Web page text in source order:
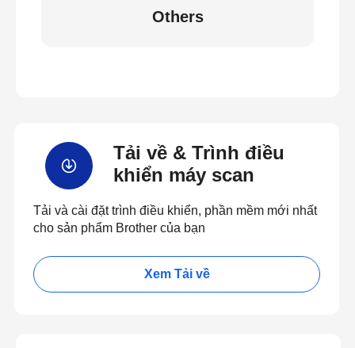
Others
Tải về & Trình điều
khiển máy scan
Tải và cài đặt trình điều khiển, phần mềm mới nhất
cho sản phẩm Brother của bạn
Xem Tải về